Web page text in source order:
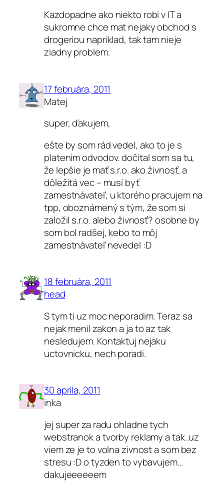
Kazdopadne ako niekto robi v IT a
sukromne chce mat nejaky obchod s
drogeriou napriklad, tak tam nieje
ziadny problem.
17 februára, 2011
Matej
super, ďakujem,
ešte by som rád vedel, ako to je s
platením odvodov. dočítal som sa tu,
že lepšie je mať s.r.o. ako živnosť. a
dôležitá vec – musí byť
zamestnávateľ, u ktorého pracujem na
tpp, oboznámený s tým, že som si
založil s.r.o. alebo živnosť? osobne by
som bol radšej, kebo to môj
zamestnávateľ nevedel :D
18 februára, 2011
head
S tym ti uz moc neporadim. Teraz sa
nejak menil zakon a ja to az tak
nesledujem. Kontaktuj nejaku
uctovnicku, nech poradi.
30 apríla, 2011
inka
jej super za radu ohladne tych
webstranok a tvorby reklamy a tak..uz
viem ze je to volna zivnost a som bez
stresu :D o tyzden to vybavujem…
dakujeeeeeem